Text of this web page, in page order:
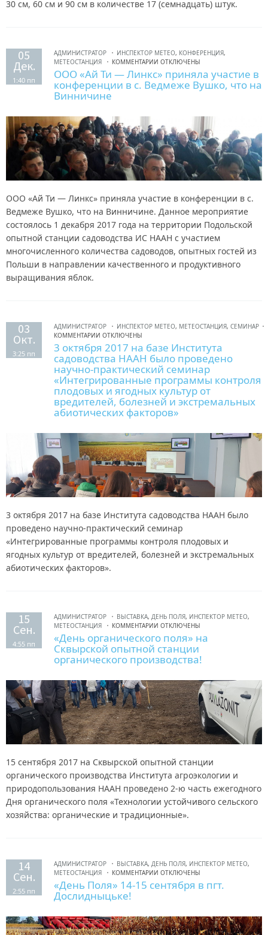
30 см, 60 см и 90 см в количестве 17 (семнадцать) штук.
05
Дек.
1:40 пп
АДМИНИСТРАТОР ИНСПЕКТОР МЕТЕО, КОНФЕРЕНЦИЯ,
МЕТЕОСТАНЦИЯ
КОММЕНТАРИИ ОТКЛЮЧЕНЫ
ООО «Ай Ти — Линкс» приняла участие в
конференции в с. Ведмеже Вушко, что на
Винничине
ООО «Ай Ти — Линкс» приняла участие в конференции в с.
Ведмеже Вушко, что на Винничине. Данное мероприятие
состоялось 1 декабря 2017 года на территории Подольской
опытной станции садоводства ИС НААН с участием
многочисленного количества садоводов, опытных гостей из
Польши в направлении качественного и продуктивного
выращивания яблок.
03
Окт.
3:25 пп
АДМИНИСТРАТОР ИНСПЕКТОР МЕТЕО, МЕТЕОСТАНЦИЯ, СЕМИНАР
КОММЕНТАРИИ ОТКЛЮЧЕНЫ
3 октября 2017 на базе Института
садоводства НААН было проведено
научно-практический семинар
«Интегрированные программы контроля
плодовых и ягодных культур от
вредителей, болезней и экстремальных
абиотических факторов»
3 октября 2017 на базе Института садоводства НААН было
проведено научно-практический семинар
«Интегрированные программы контроля плодовых и
ягодных культур от вредителей, болезней и экстремальных
абиотических факторов».
15
Сен.
4:55 пп
АДМИНИСТРАТОР ВЫСТАВКА, ДЕНЬ ПОЛЯ, ИНСПЕКТОР МЕТЕО,
МЕТЕОСТАНЦИЯ
КОММЕНТАРИИ ОТКЛЮЧЕНЫ
«День органического поля» на
Сквырской опытной станции
органического производства!
15 сентября 2017 на Сквырской опытной станции
органического производства Института агроэкологии и
природопользования НААН проведено 2-ю часть ежегодного
Дня органического поля «Технологии устойчивого сельского
хозяйства: органические и традиционные».
14
Сен.
2:55 пп
АДМИНИСТРАТОР ВЫСТАВКА, ДЕНЬ ПОЛЯ, ИНСПЕКТОР МЕТЕО,
МЕТЕОСТАНЦИЯ
КОММЕНТАРИИ ОТКЛЮЧЕНЫ
«День Поля» 14-15 сентября в пгт.
Дослидныцьке!